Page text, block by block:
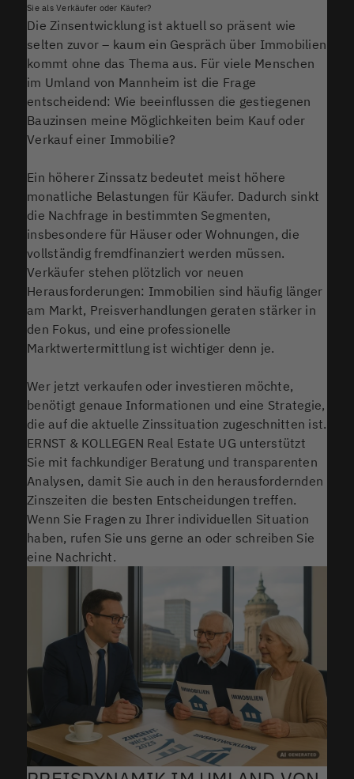
Sie als Verkäufer oder Käufer?
Die Zinsentwicklung ist aktuell so präsent wie
selten zuvor – kaum ein Gespräch über Immobilien
kommt ohne das Thema aus. Für viele Menschen
im Umland von Mannheim ist die Frage
entscheidend: Wie beeinflussen die gestiegenen
Bauzinsen meine Möglichkeiten beim Kauf oder
Verkauf einer Immobilie?
Ein höherer Zinssatz bedeutet meist höhere
monatliche Belastungen für Käufer. Dadurch sinkt
die Nachfrage in bestimmten Segmenten,
insbesondere für Häuser oder Wohnungen, die
vollständig fremdfinanziert werden müssen.
Verkäufer stehen plötzlich vor neuen
Herausforderungen: Immobilien sind häufig länger
am Markt, Preisverhandlungen geraten stärker in
den Fokus, und eine professionelle
Marktwertermittlung ist wichtiger denn je.
Wer jetzt verkaufen oder investieren möchte,
benötigt genaue Informationen und eine Strategie,
die auf die aktuelle Zinssituation zugeschnitten ist.
ERNST & KOLLEGEN Real Estate UG unterstützt
Sie mit fachkundiger Beratung und transparenten
Analysen, damit Sie auch in den herausfordernden
Zinszeiten die besten Entscheidungen treffen.
Wenn Sie Fragen zu Ihrer individuellen Situation
haben, rufen Sie uns gerne an oder schreiben Sie
eine Nachricht.